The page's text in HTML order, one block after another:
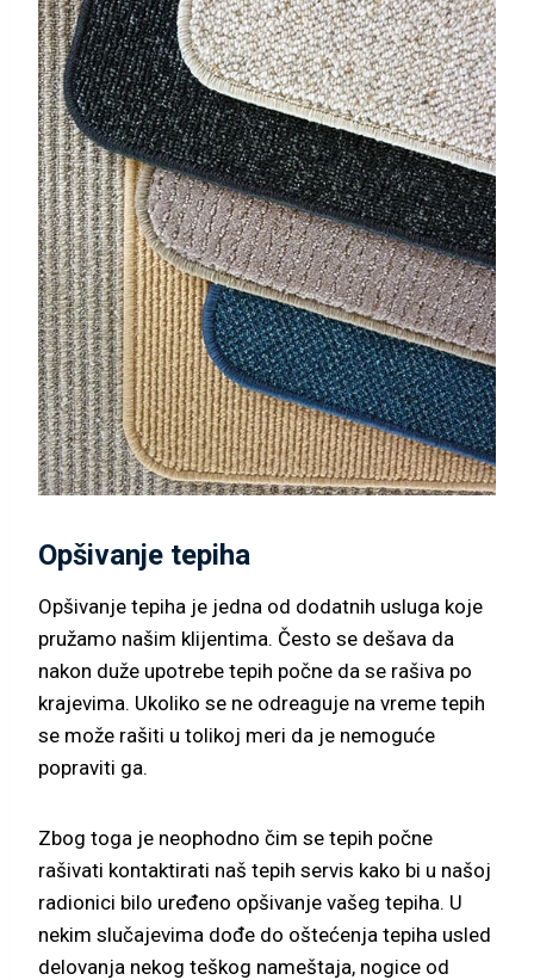
Opšivanje tepiha
Opšivanje tepiha je jedna od dodatnih usluga koje
pružamo našim klijentima. Često se dešava da
nakon duže upotrebe tepih počne da se rašiva po
krajevima. Ukoliko se ne odreaguje na vreme tepih
se može rašiti u tolikoj meri da je nemoguće
popraviti ga.
Zbog toga je neophodno čim se tepih počne
rašivati kontaktirati naš tepih servis kako bi u našoj
radionici bilo uređeno opšivanje vašeg tepiha. U
nekim slučajevima dođe do oštećenja tepiha usled
delovanja nekog teškog nameštaja, nogice od